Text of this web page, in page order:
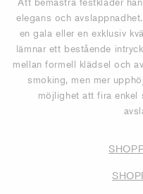
elegans och
en gala eller en exklusiv
lämnar ett bestående
mellan formell klädsel och
smoking, men mer
möjlighet att fira enkel